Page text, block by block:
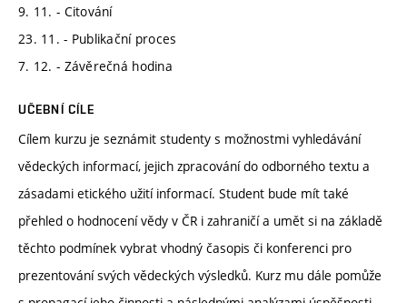
9. 11. - Citování
23. 11. - Publikační proces
7. 12. - Závěrečná hodina
UČEBNÍ CÍLE
Cílem kurzu je seznámit studenty s možnostmi vyhledávání
vědeckých informací, jejich zpracování do odborného textu a
zásadami etického užití informací. Student bude mít také
přehled o hodnocení vědy v ČR i zahraničí a umět si na základě
těchto podmínek vybrat vhodný časopis či konferenci pro
prezentování svých vědeckých výsledků. Kurz mu dále pomůže